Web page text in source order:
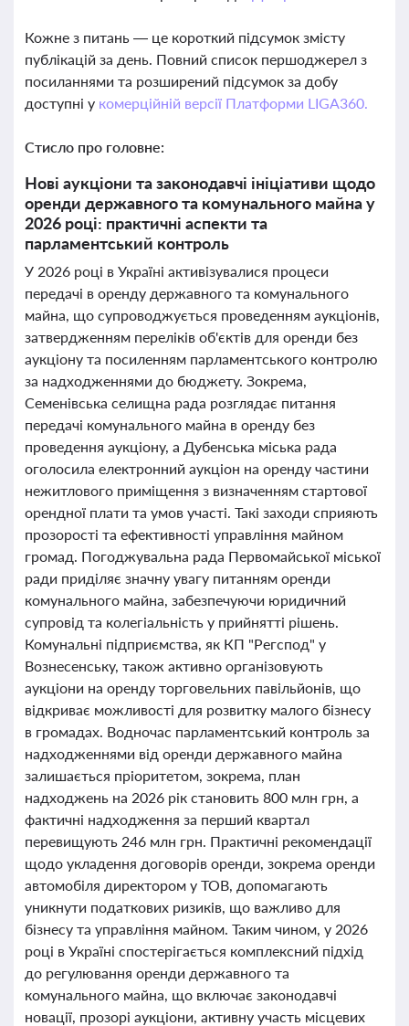
Кожне з питань — це короткий підсумок змісту
публікацій за день. Повний список першоджерел з
посиланнями та розширений підсумок за добу
доступні у комерційній версії Платформи LIGA360.
Стисло про головне:
Нові аукціони та законодавчі ініціативи щодо
оренди державного та комунального майна у
2026 році: практичні аспекти та
парламентський контроль
У 2026 році в Україні активізувалися процеси
передачі в оренду державного та комунального
майна, що супроводжується проведенням аукціонів,
затвердженням переліків об'єктів для оренди без
аукціону та посиленням парламентського контролю
за надходженнями до бюджету. Зокрема,
Семенівська селищна рада розглядає питання
передачі комунального майна в оренду без
проведення аукціону, а Дубенська міська рада
оголосила електронний аукціон на оренду частини
нежитлового приміщення з визначенням стартової
орендної плати та умов участі. Такі заходи сприяють
прозорості та ефективності управління майном
громад. Погоджувальна рада Первомайської міської
ради приділяє значну увагу питанням оренди
комунального майна, забезпечуючи юридичний
супровід та колегіальність у прийнятті рішень.
Комунальні підприємства, як КП "Регспод" у
Вознесенську, також активно організовують
аукціони на оренду торговельних павільйонів, що
відкриває можливості для розвитку малого бізнесу
в громадах. Водночас парламентський контроль за
надходженнями від оренди державного майна
залишається пріоритетом, зокрема, план
надходжень на 2026 рік становить 800 млн грн, а
фактичні надходження за перший квартал
перевищують 246 млн грн. Практичні рекомендації
щодо укладення договорів оренди, зокрема оренди
автомобіля директором у ТОВ, допомагають
уникнути податкових ризиків, що важливо для
бізнесу та управління майном. Таким чином, у 2026
році в Україні спостерігається комплексний підхід
до регулювання оренди державного та
комунального майна, що включає законодавчі
новації, прозорі аукціони, активну участь місцевих